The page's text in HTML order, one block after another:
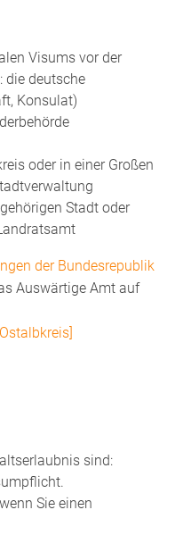
Visums vor der
die deutsche
Konsulat)
oder in einer Großen
Stadt oder
der Bundesrepublik
Auswärtige Amt auf
sind:
Sie einen